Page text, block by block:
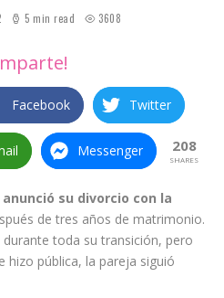
5 min read 3608
Facebook Twitter
Messenger 208
SHARES
su divorcio con la
de tres años de matrimonio.
toda su transición, pero
hizo pública, la pareja siguió